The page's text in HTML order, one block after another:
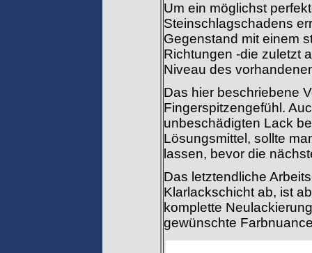
Um ein möglichst
Steinschlagschadens
Gegenstand mit einem
Richtungen -die zuletzt
Niveau des
Das hier beschriebene
Fingerspitzengefühl.
unbeschädigten Lack
Lösungsmittel, sollte
lassen, bevor die
Das letztendliche
Klarlackschicht ab, ist
komplette
gewünschte